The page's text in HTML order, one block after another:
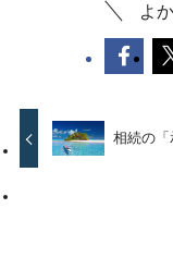
よ
相続の